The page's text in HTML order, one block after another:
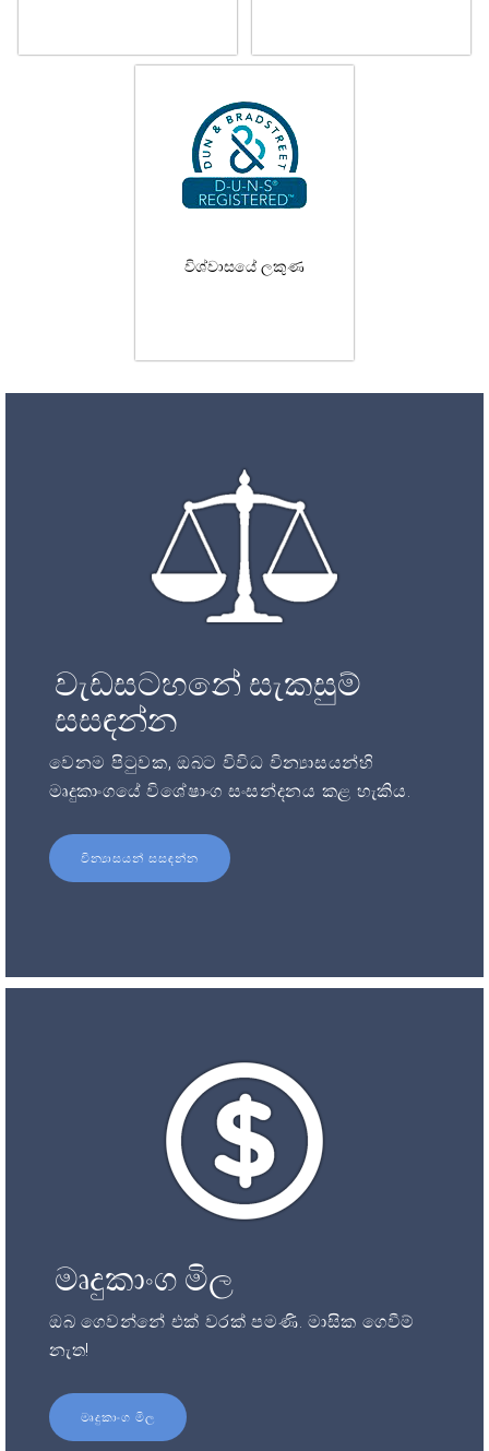
විශ්වාසයේ ලකුණ
වැඩසටහනේ සැකසුම්
සසඳන්න
වෙනම පිටුවක, ඔබට විවිධ වින්‍යාසයන්හි
මෘදුකාංගයේ විශේෂාංග සංසන්දනය කළ හැකිය.
වින්‍යාසයන් සසඳන්න
මෘදුකාංග මිල
ඔබ ගෙවන්නේ එක් වරක් පමණි. මාසික ගෙවීම්
නැත!
මෘදුකාංග මිල